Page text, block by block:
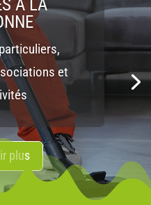
VOS
attractifs,